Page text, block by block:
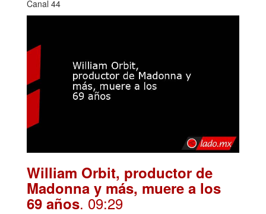
Canal 44
William Orbit, productor de
Madonna y más, muere a los
69 años. 09:29